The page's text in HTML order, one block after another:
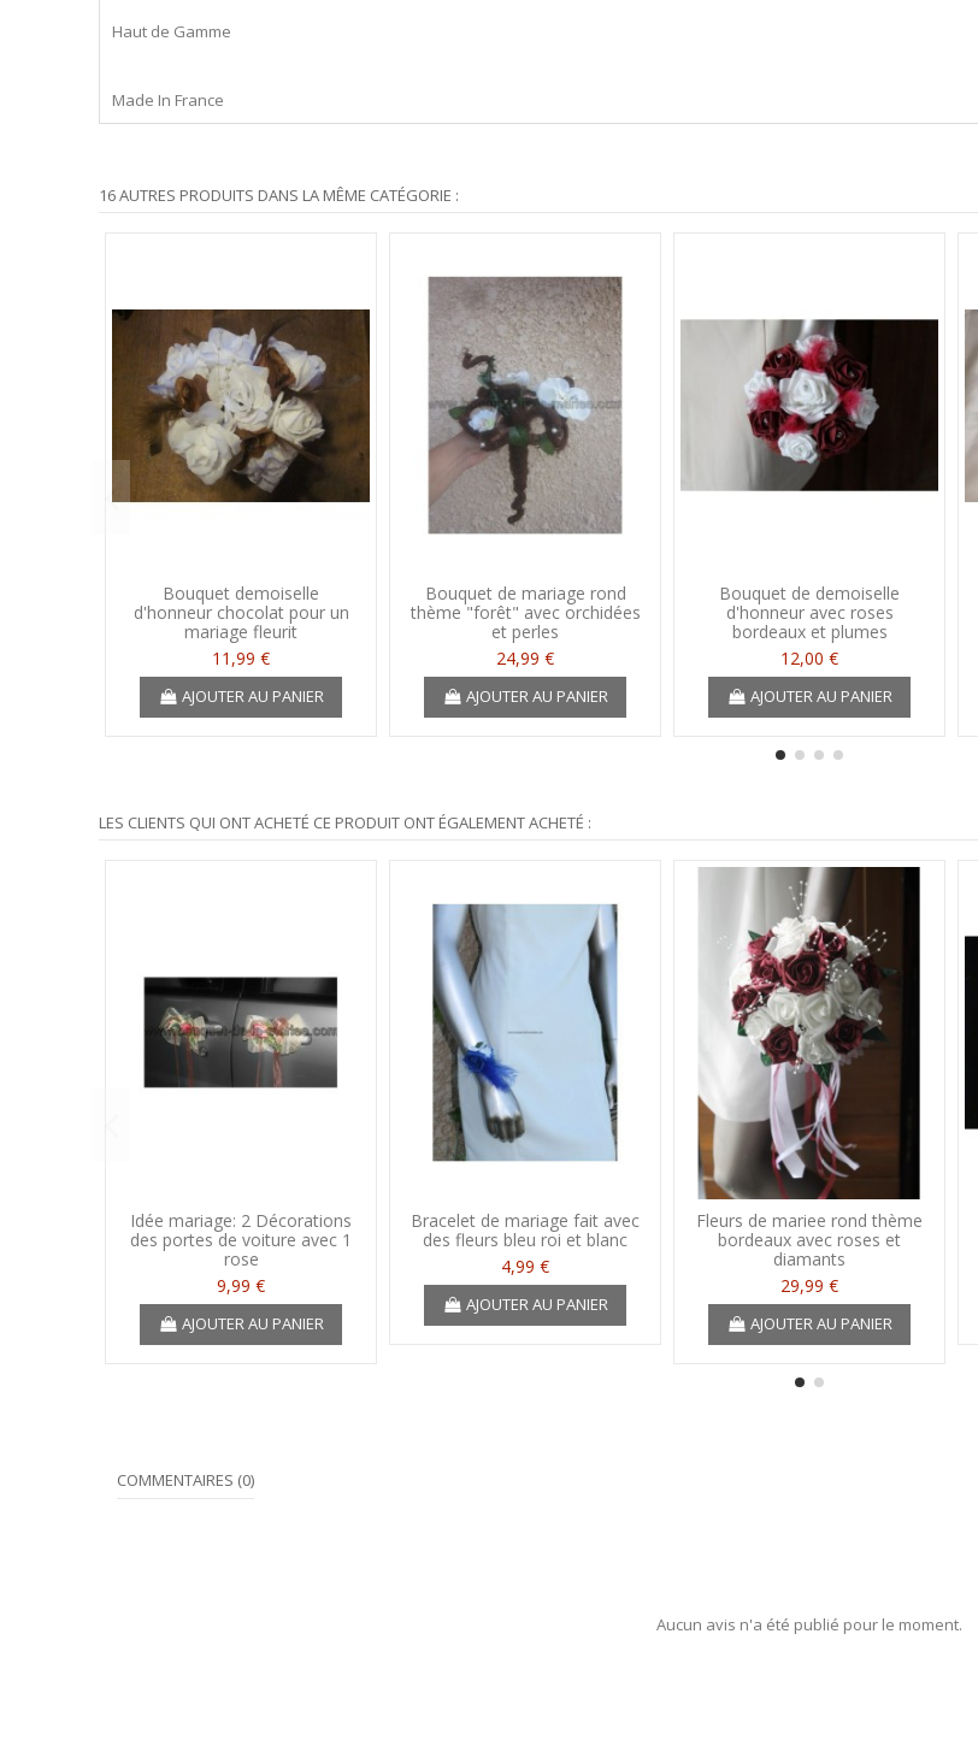
Haut de Gamme
Made In France
16 AUTRES PRODUITS DANS LA MÊME CATÉGORIE :
Bouquet demoiselle
d'honneur chocolat pour un
mariage fleurit
11,99 €
AJOUTER AU PANIER
Bouquet de mariage rond
thème "forêt" avec orchidées
et perles
24,99 €
AJOUTER AU PANIER
Bouquet de demoiselle
d'honneur avec roses
bordeaux et plumes
12,00 €
AJOUTER AU PANIER
LES CLIENTS QUI ONT ACHETÉ CE PRODUIT ONT ÉGALEMENT ACHETÉ :
Idée mariage: 2 Décorations
des portes de voiture avec 1
rose
9,99 €
AJOUTER AU PANIER
Bracelet de mariage fait avec
des fleurs bleu roi et blanc
4,99 €
AJOUTER AU PANIER
Fleurs de mariee rond thème
bordeaux avec roses et
diamants
29,99 €
AJOUTER AU PANIER
COMMENTAIRES (0)
Aucun avis n'a été publié pour le moment.